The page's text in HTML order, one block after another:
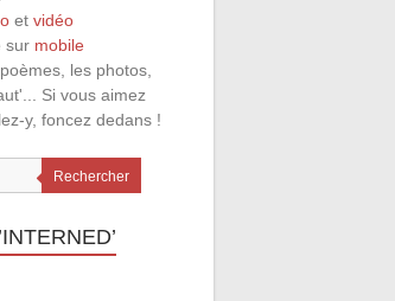
etvidéo
sur mobile
les photos,
Si vous aimez
y, foncez dedans !
Rechercher